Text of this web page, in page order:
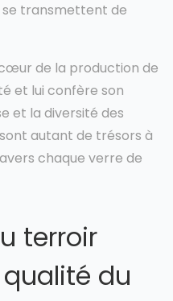
transmettent de
de la production de
et lui confère son
et la diversité des
autant de trésors à
chaque verre de
terroir
du